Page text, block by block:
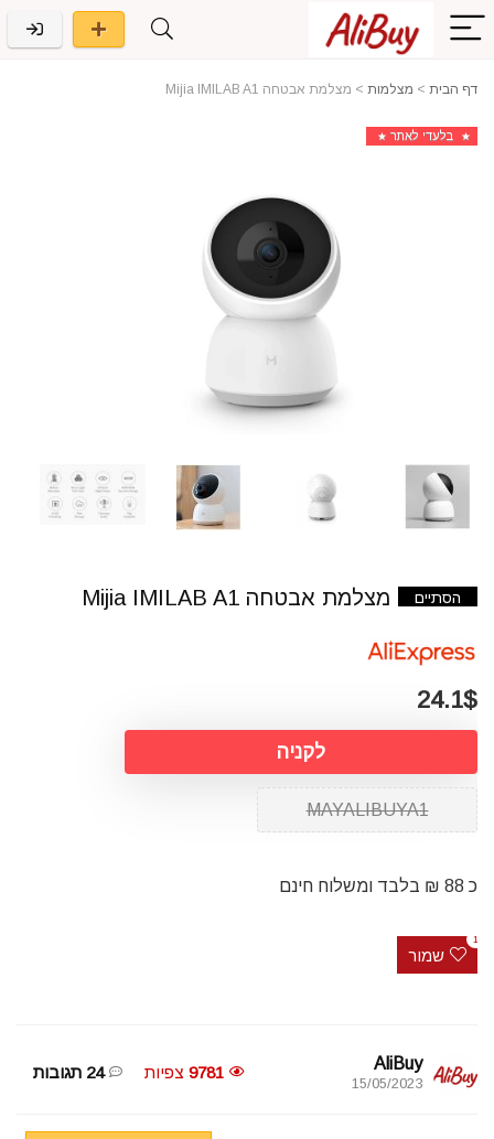
דף הבית > מצלמות > מצלמת אבטחה Mijia IMILAB A1
בלעדי לאתר
הסתיים מצלמת אבטחה Mijia IMILAB A1
24.1$
לקניה
MAYALIBUYA1
כ 88 ₪ בלבד ומשלוח חינם
שמור
1
AliBuy
15/05/2023
9781 צפיות 24 תגובות